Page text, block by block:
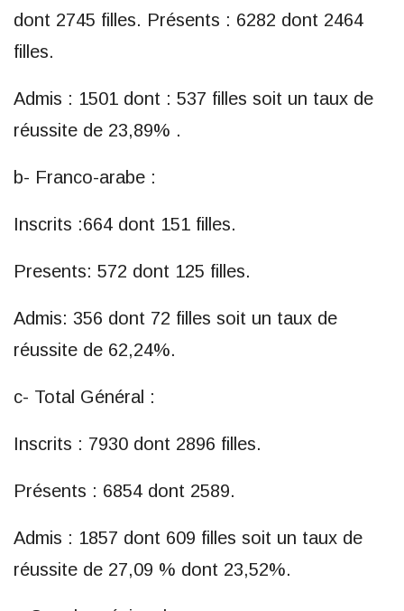
dont 2745 filles. Présents : 6282 dont 2464
filles.
Admis : 1501 dont : 537 filles soit un taux de
réussite de 23,89% .
b- Franco-arabe :
Inscrits :664 dont 151 filles.
Presents: 572 dont 125 filles.
Admis: 356 dont 72 filles soit un taux de
réussite de 62,24%.
c- Total Général :
Inscrits : 7930 dont 2896 filles.
Présents : 6854 dont 2589.
Admis : 1857 dont 609 filles soit un taux de
réussite de 27,09 % dont 23,52%.